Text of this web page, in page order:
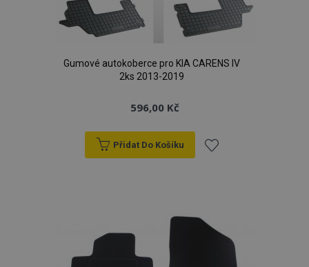
Gumové autokoberce pro KIA CARENS IV
2ks 2013-2019
596,00 Kč
Přidat Do Košíku
oblíbeným